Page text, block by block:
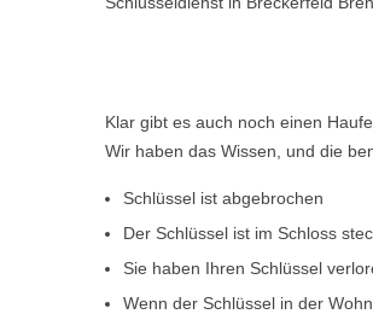
Klar gibt es auch noch einen
Wir haben das Wissen, und die
Schlüssel ist abgebrochen
Der Schlüssel ist im Schloss
Sie haben Ihren Schlüssel
Wenn der Schlüssel in der